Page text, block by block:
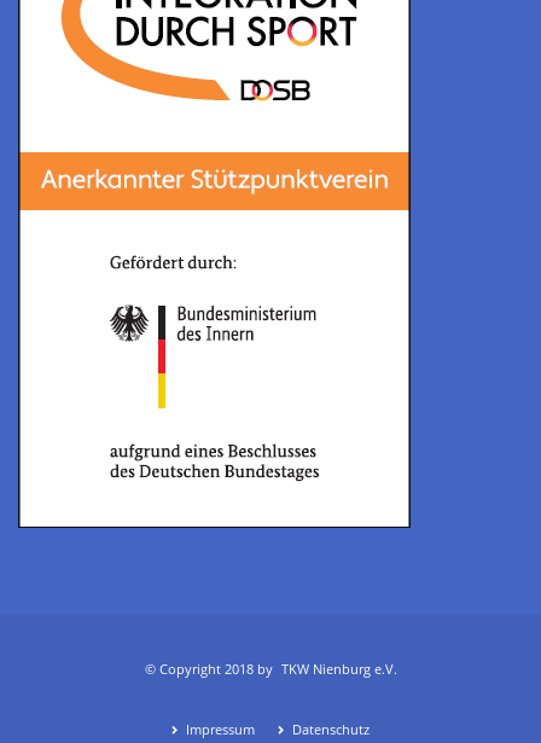
© Copyright 2018 by TKW Nienburg e.V.
Impressum Datenschutz